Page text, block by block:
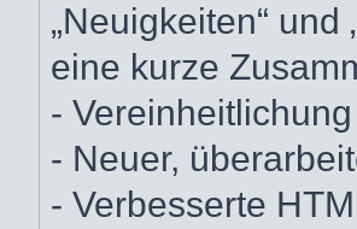
„Neuigkeiten“
eine kurze
-
- Neuer,
- Verbesserte